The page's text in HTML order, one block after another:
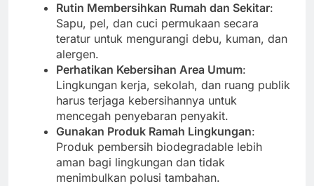
Rutin Membersihkan Rumah dan Sekitar:
Sapu, pel, dan cuci permukaan secara
teratur untuk mengurangi debu, kuman, dan
alergen.
Perhatikan Kebersihan Area Umum:
Lingkungan kerja, sekolah, dan ruang publik
harus terjaga kebersihannya untuk
mencegah penyebaran penyakit.
Gunakan Produk Ramah Lingkungan:
Produk pembersih biodegradable lebih
aman bagi lingkungan dan tidak
menimbulkan polusi tambahan.